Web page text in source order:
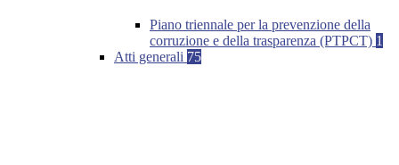
Piano triennale per la prevenzione della
corruzione e della trasparenza (PTPCT) 1
Atti generali 75